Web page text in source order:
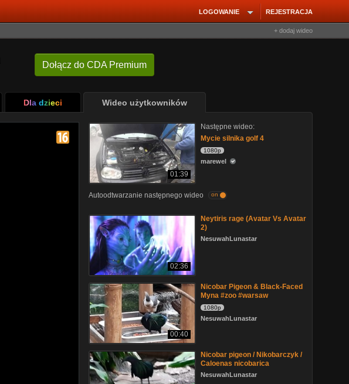
REJESTRACJA
LOGOWANIE
+ dodaj wideo
Dołącz do CDA Premium
Dla dzieci Wideo użytkowników
01:39
Następne wideo:
Mycie silnika golf 4
1080p
marewel
Autoodtwarzanie następnego wideo on
02:36
Neytiris rage (Avatar Vs Avatar
2)
NesuwahLunastar
00:40
Nicobar Pigeon & Black-Faced
Myna #zoo #warsaw
1080p
NesuwahLunastar
Nicobar pigeon / Nikobarczyk /
Caloenas nicobarica
NesuwahLunastar